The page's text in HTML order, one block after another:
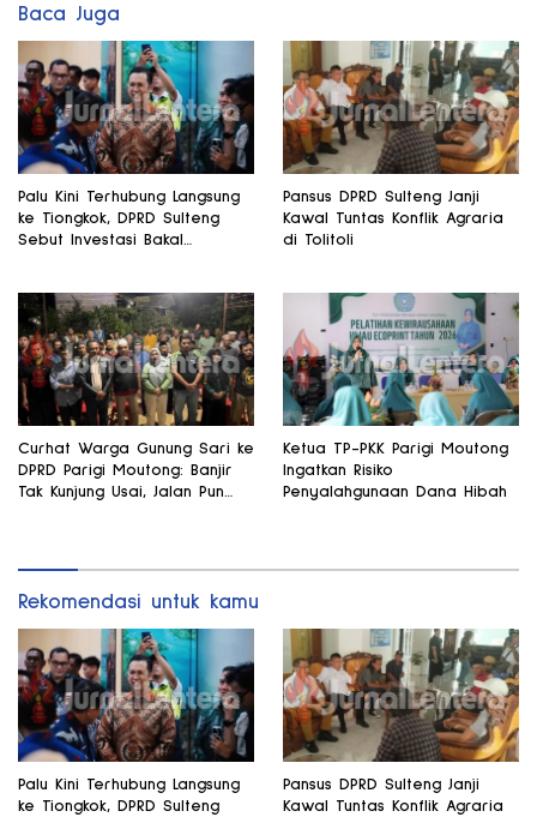
Baca Juga
Palu Kini Terhubung Langsung
ke Tiongkok, DPRD Sulteng
Sebut Investasi Bakal
Pansus DPRD Sulteng Janji
Kawal Tuntas Konflik Agraria
di Tolitoli
Curhat Warga Gunung Sari ke
DPRD Parigi Moutong: Banjir
Tak Kunjung Usai, Jalan Pun
Ketua TP-PKK Parigi Moutong
Ingatkan Risiko
Penyalahgunaan Dana Hibah
Rekomendasi untuk kamu
Palu Kini Terhubung Langsung
ke Tiongkok, DPRD Sulteng
Pansus DPRD Sulteng Janji
Kawal Tuntas Konflik Agraria